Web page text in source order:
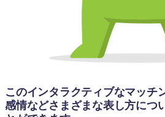
このインタラクティブなマッチ
感情などさまざまな表し方につ